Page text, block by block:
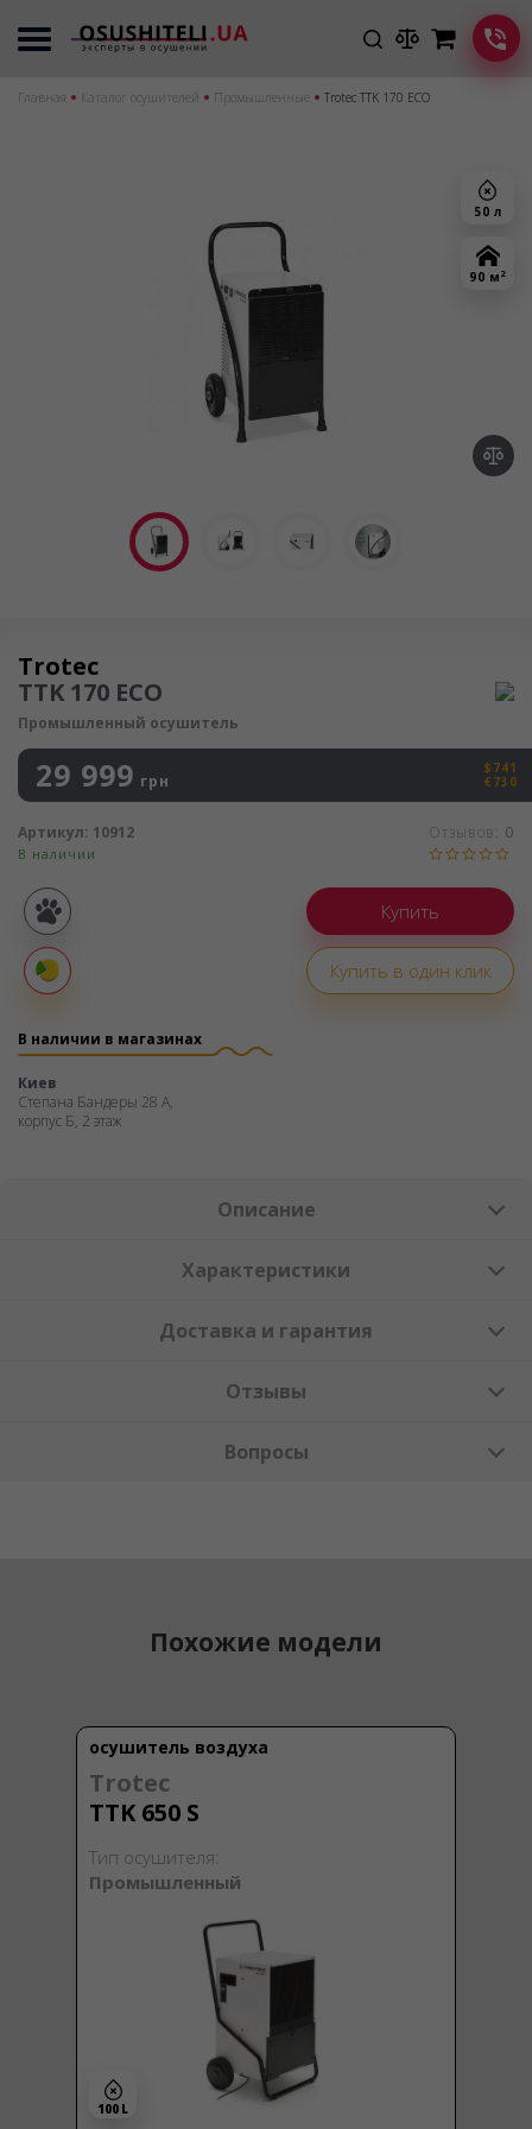
Главная Каталог осушителей Промышленные Trotec TTK 170 ECO
50 л
90 м 2
Осушитель воздуха
Trotec
TTK 170 ECO
Промышленный осушитель
29 999 грн
$741
€730
В наличии
Отзывов: 0
Артикул: 10912
Купить в один клик
Покупка
частями
В наличии в магазинах
Киев
Степана Бандеры 28 А,
корпус Б, 2 этаж
Описание
Характеристики
Доставка и гарантия
Отзывы
Вопросы
Похожие модели
осушитель воздуха
Trotec
TTK 650 S
Тип осушителя:
Промышленный
100 L